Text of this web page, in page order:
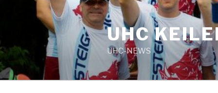
UHC
UHC-NEWS